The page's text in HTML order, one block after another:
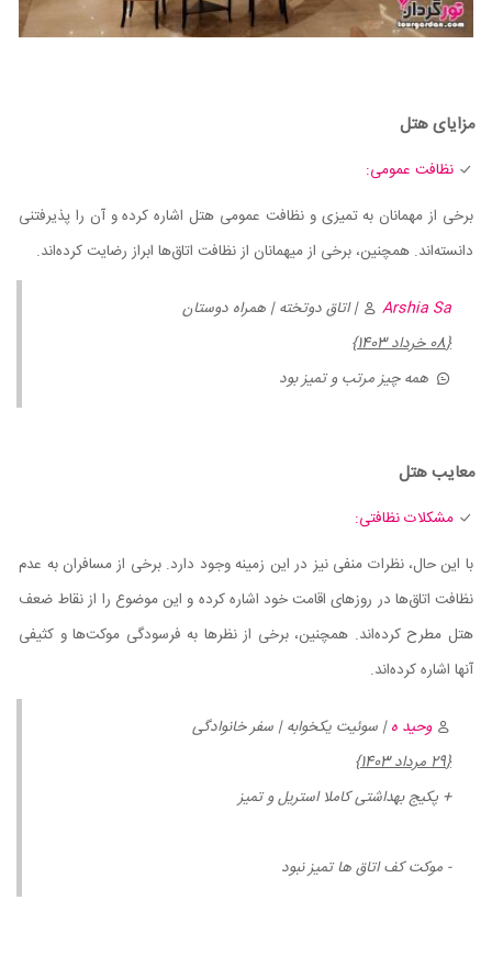
مزایای هتل
نظافت عمومی:
برخی از مهمانان به تمیزی و نظافت عمومی هتل اشاره کرده و آن را پذیرفتنی
دانسته‌اند. همچنین، برخی از میهمانان از نظافت اتاق‌ها ابراز رضایت کرده‌اند.
Arshia Sa
| اتاق دوتخته | همراه دوستان
{08 خرداد 1403}
همه چیز مرتب و تمیز بود
معایب هتل
مشکلات نظافتی:
با این حال، نظرات منفی نیز در این زمینه وجود دارد. برخی از مسافران به عدم
نظافت اتاق‌ها در روزهای اقامت خود اشاره کرده و این موضوع را از نقاط ضعف
هتل مطرح کرده‌اند. همچنین، برخی از نظرها به فرسودگی موکت‌ها و کثیفی
آنها اشاره کرده‌اند.
وحید ه| سوئیت یکخوابه | سفر خانوادگی
{29 مرداد 1403}
+ پکیج بهداشتی کاملا استریل و تمیز
- موکت کف اتاق ها تمیز نبود